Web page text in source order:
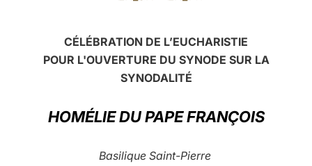
العربيّة
CÉLÉBRATION DE L’EUCHARISTIE
POUR L'OUVERTURE DU SYNODE SUR LA
SYNODALITÉ
HOMÉLIE DU PAPE FRANÇOIS
Basilique Saint-Pierre